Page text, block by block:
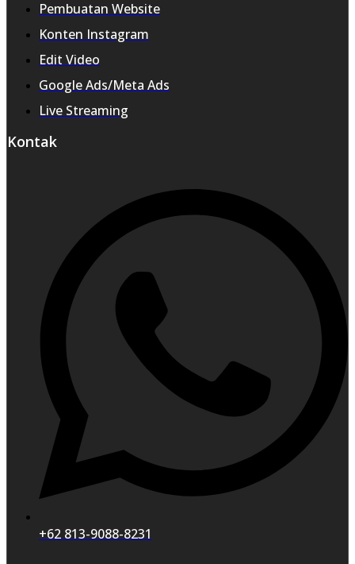
Pembuatan Website
Konten Instagram
Edit Video
Google Ads/Meta Ads
Live Streaming
Kontak
+62 813-9088-8231